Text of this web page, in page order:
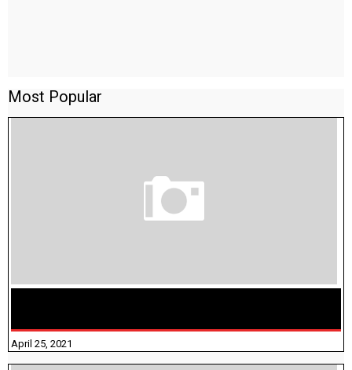
Most Popular
April 25, 2021